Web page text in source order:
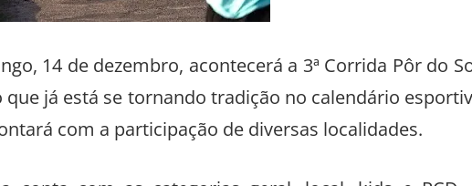
14 de dezembro, acontecerá a 3ª Corrida Pôr do
que já está se tornando tradição no calendário
com a participação de diversas localidades.